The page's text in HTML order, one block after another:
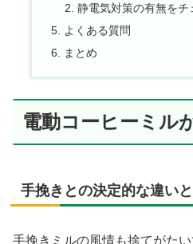
静電気対策の有無をチ
よくある質問
まとめ
電動コーヒーミル
手挽きとの決定的な違い
手挽きミルの風情も捨てがた